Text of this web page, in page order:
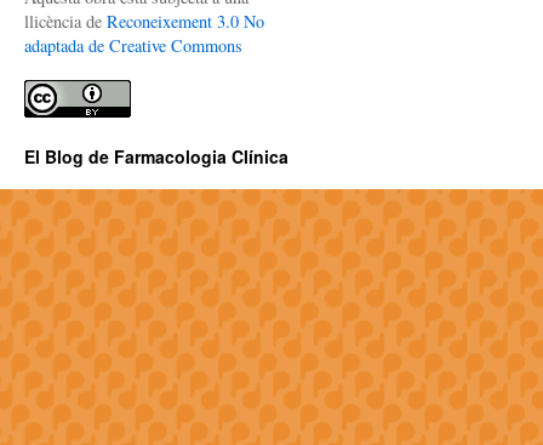
llicència de Reconeixement 3.0 No
adaptada de Creative Commons
El Blog de Farmacologia Clínica